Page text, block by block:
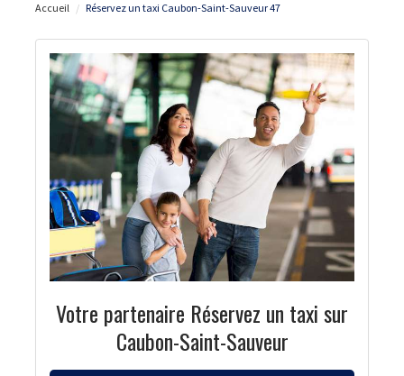
Accueil Réservez un taxi Caubon-Saint-Sauveur 47
Votre partenaire Réservez un taxi sur
Caubon-Saint-Sauveur